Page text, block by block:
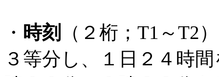
・ 時刻
（２桁；T1～
３等分し、１日２４時